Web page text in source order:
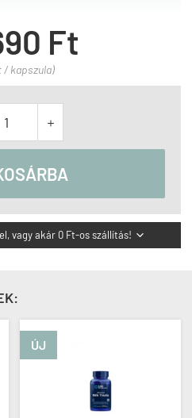
Ft
/ kapszula)

vagy akár 0 Ft-os szállítás! 
ÚJ